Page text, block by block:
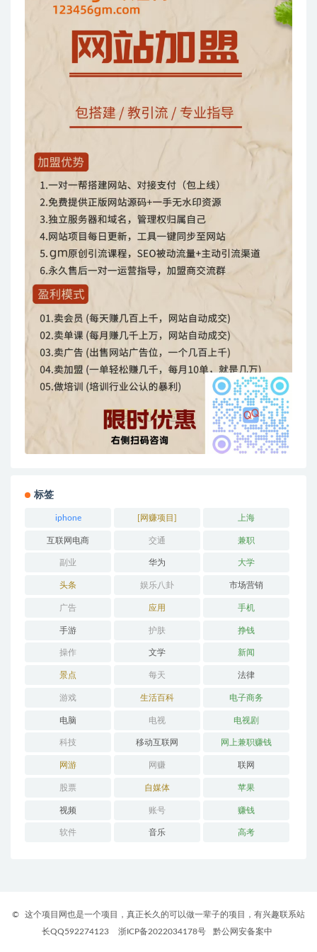
标签
iphone [网赚项目] 上海
互联网电商 交通 兼职
副业 华为 大学
头条 娱乐八卦 市场营销
广告 应用 手机
手游 护肤 挣钱
操作 文学 新闻
景点 每天 法律
游戏 生活百科 电子商务
电脑 电视 电视剧
科技 移动互联网 网上兼职赚钱
网游 网赚 联网
股票 自媒体 苹果
视频 账号 赚钱
软件 音乐 高考
©
这个项目网也是一个项目，真正长久的可以做一辈子的项目，有兴趣联系站
长QQ592274123
浙ICP备2022034178号 黔公网安备案中